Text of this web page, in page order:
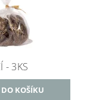
- 3KS